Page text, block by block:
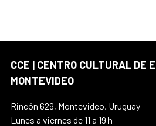
CCE | CENTRO CULTURAL DE
MONTEVIDEO
Rincón 629, Montevideo, Uruguay
Lunes a viernes de 11 a 19 h